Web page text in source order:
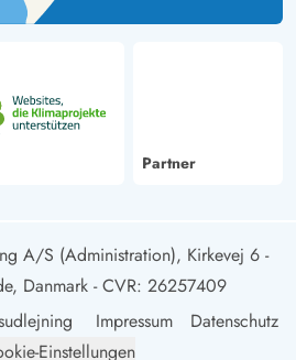
Partner
A/S (Administration), Kirkevej 6 -
Danmark - CVR: 26257409
Impressum
Datenschutz
Einstellungen